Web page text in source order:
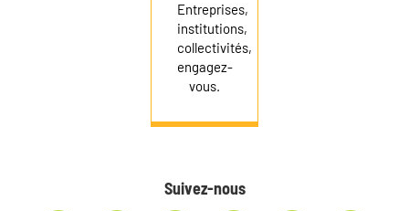
Entreprises,
institutions,
collectivités,
engagez-
vous.
Suivez-nous